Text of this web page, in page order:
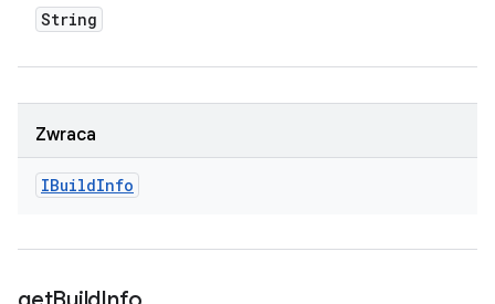
String
Zwraca
IBuildInfo